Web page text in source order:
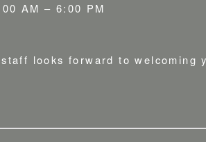
AM – 6:00 PM
looks forward to welcoming